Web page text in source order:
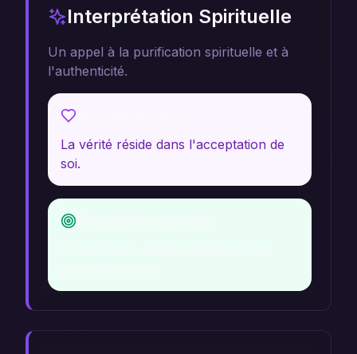
Interprétation Spirituelle
Un appel à la purification spirituelle et à
l'authenticité.
La vérité réside dans l'acceptation de
soi.